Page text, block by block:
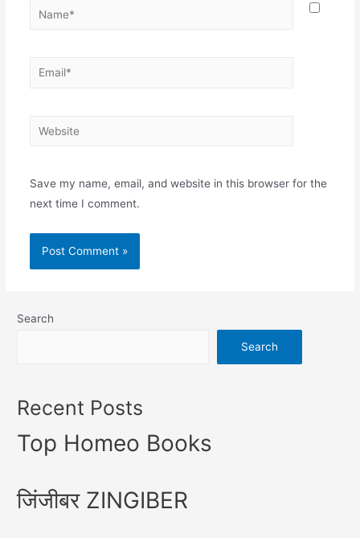
Name*
Email*
Website
Save my name, email, and website in this browser for the
next time I comment.
Search
Search
Recent Posts
Top Homeo Books
जिंजीबर ZINGIBER